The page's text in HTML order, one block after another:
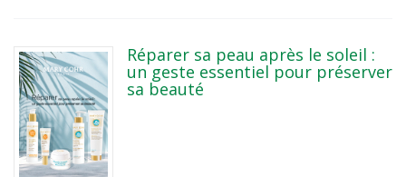
Réparer sa peau après le soleil :
un geste essentiel pour préserver
sa beauté